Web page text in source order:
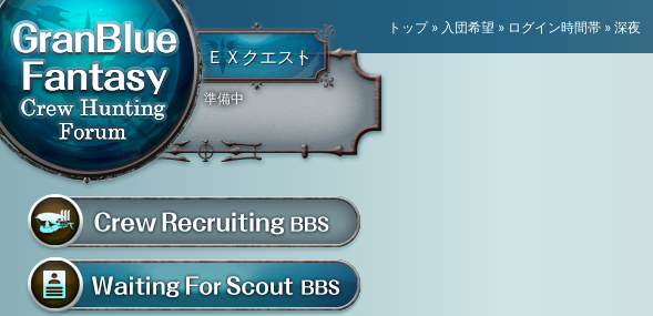
グラブル騎空団募集掲示
騎空団員募集掲示板
ＥＸクエスト
準備中
トップ» 入団希望 » ログイン時間帯 » 深夜